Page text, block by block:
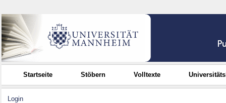
Startseite Stöbern Volltexte
Login